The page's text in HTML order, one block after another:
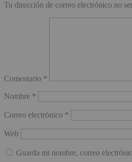
Tu dirección de correo electrónico no
Comentario *
Nombre *
Correo electrónico *
Web
Guarda mi nombre, correo